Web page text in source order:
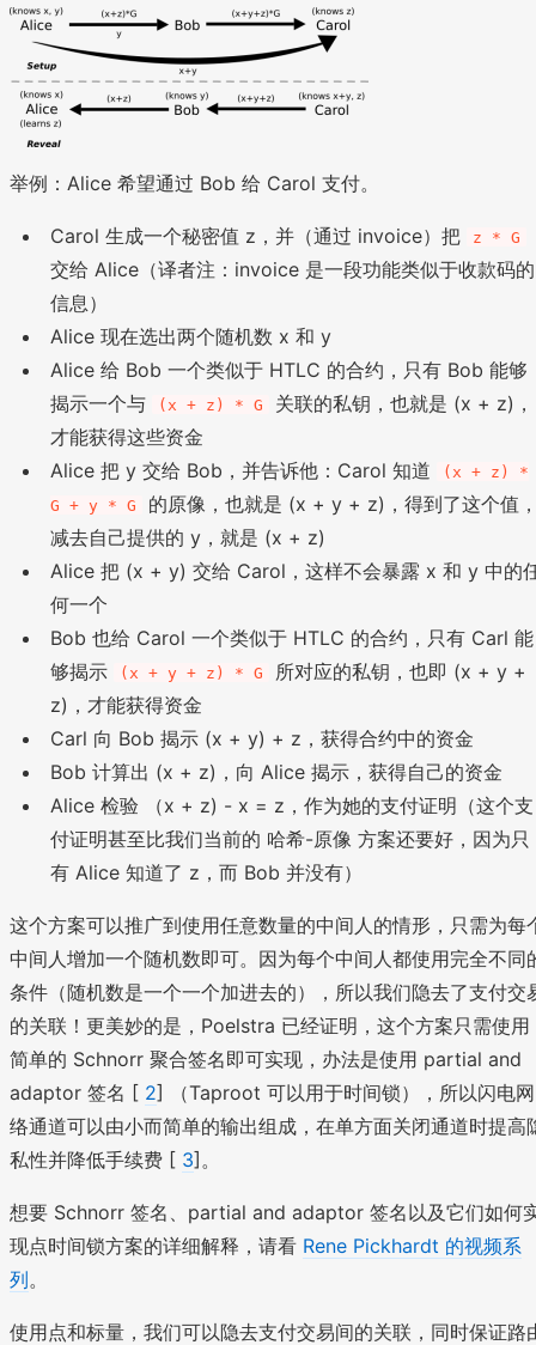
举例：Alice 希望通过 Bob 给 Carol 支付。
Carol 生成一个秘密值 z，并（通过 invoice）把 z * G
交给 Alice（译者注：invoice 是一段功能类似于收款码的
信息）
Alice 现在选出两个随机数 x 和 y
Alice 给 Bob 一个类似于 HTLC 的合约，只有 Bob 能够
揭示一个与
(x + z) * G
关联的私钥，也就是 (x + z)，
才能获得这些资金
Alice 把 y 交给 Bob，并告诉他：Carol 知道
(x + z) *
G + y * G
的原像，也就是 (x + y + z)，得到了这个值
减去自己提供的 y，就是 (x + z)
Alice 把 (x + y) 交给 Carol，这样不会暴露 x 和 y 中的
何一个
Bob 也给 Carol 一个类似于 HTLC 的合约，只有 Carl 能
够揭示
(x + y + z) * G
所对应的私钥，也即 (x + y +
z)，才能获得资金
Carl 向 Bob 揭示 (x + y) + z，获得合约中的资金
Bob 计算出 (x + z)，向 Alice 揭示，获得自己的资金
Alice 检验 （x + z) - x = z，作为她的支付证明（这个支
付证明甚至比我们当前的 哈希-原像 方案还要好，因为只
有 Alice 知道了 z，而 Bob 并没有）
这个方案可以推广到使用任意数量的中间人的情形，只需为每
中间人增加一个随机数即可。因为每个中间人都使用完全不同
条件（随机数是一个一个加进去的），所以我们隐去了支付交
的关联！更美妙的是，Poelstra 已经证明，这个方案只需使用
简单的 Schnorr 聚合签名即可实现，办法是使用 partial and
adaptor 签名 [ 2] （Taproot 可以用于时间锁），所以闪电网
络通道可以由小而简单的输出组成，在单方面关闭通道时提高
私性并降低手续费 [ 3]。
想要 Schnorr 签名、partial and adaptor 签名以及它们如何
现点时间锁方案的详细解释，请看 Rene Pickhardt 的视频系
列。
使用点和标量，我们可以隐去支付交易间的关联，同时保证路